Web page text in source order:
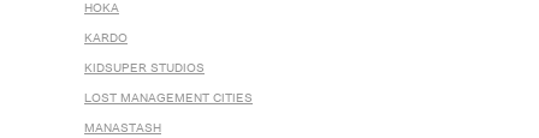
HOKA
KARDO
KIDSUPER STUDIOS
LOST MANAGEMENT CITIES
MANASTASH